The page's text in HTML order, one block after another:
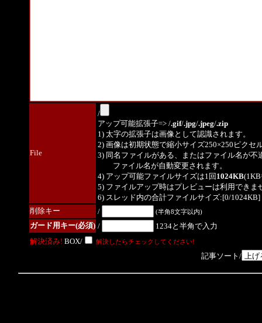
File
/
アップ可能拡張子=> /.gif/.jpg/.jpeg/.zip
1) 太字の拡張子は画像として認識されます。
2) 画像は初期状態で縮小サイズ250×250ピクセ
3) 同名ファイルがある、またはファイル名が不
ファイル名が自動変更されます。
4) アップ可能ファイルサイズは1回 1024KB
5) ファイルアップ時はプレビューは利用できま
6) スレッド内の合計ファイルサイズ:[0/1024KB]
削除キー
/ (半角8文字以内)
ガード用キー(必須) /
1234と半角で入力
解決済み! BOX/ 解決したらチェックしてください!
記事ソート/